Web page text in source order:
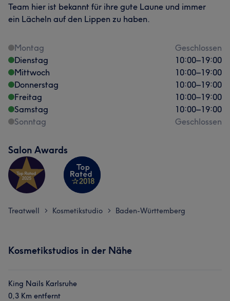
Team hier ist bekannt für ihre gute Laune und immer
ein Lächeln auf den Lippen zu haben.
Montag
Geschlossen
Dienstag
10:00–19:00
Mittwoch
10:00–19:00
Donnerstag
10:00–19:00
Freitag
10:00–19:00
Samstag
10:00–19:00
Sonntag
Geschlossen
Salon Awards
Treatwell > Kosmetikstudio > Baden-Württemberg
Kosmetikstudios in der Nähe
King Nails Karlsruhe
0,3 Km entfernt